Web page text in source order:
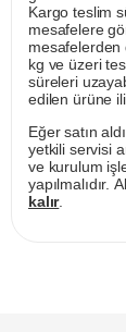
Kargo teslim
mesafelere
mesafelerden
kg ve üzeri
süreleri
edilen ürüne
Eğer satın
yetkili servisi
ve kurulum
yapılmalıdır.
kalır.